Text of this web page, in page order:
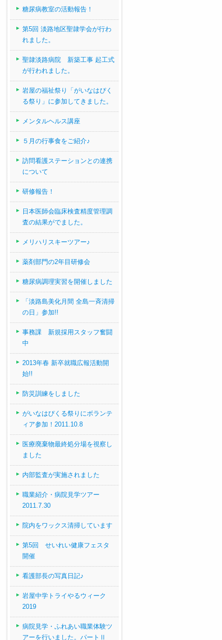
糖尿病教室の活動報告！
第5回 淡路地区聖隷学会が行わ
れました。
聖隷淡路病院 新築工事 起工式
が行われました。
岩屋の福祉祭り「がいなはぴく
る祭り」に参加してきました。
メンタルヘルス講座
５月の行事食をご紹介♪
訪問看護ステーションとの連携
について
研修報告！
日本医師会臨床検査精度管理調
査の結果がでました。
メリハリスキーツアー♪
薬剤部門の2年目研修会
糖尿病調理実習を開催しました
「淡路島美化月間 全島一斉清掃
の日」参加!!
事務課 新規採用スタッフ奮闘
中
2013年春 新卒就職広報活動開
始!!
防災訓練をしました
がいなはぴくる祭りにボランテ
ィア参加！2011.10.8
医療廃棄物最終処分場を視察し
ました
内部監査が実施されました
職業紹介・病院見学ツアー
2011.7.30
院内をワックス清掃しています
第5回 せいれい健康フェスタ
開催
看護部長の写真日記♪
岩屋中学トライやるウィーク
2019
病院見学・ふれあい職業体験ツ
アーを行いました。パートⅡ